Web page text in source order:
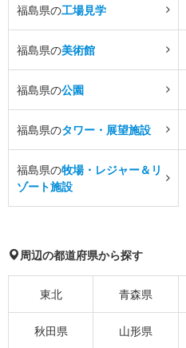
福島県の工場見学
福島県の美術館
福島県の公園
福島県のタワー・展望施設
福島県の牧場・レジャー＆リ
ゾート施設
周辺の都道府県から探す
東北 青森県
秋田県 山形県